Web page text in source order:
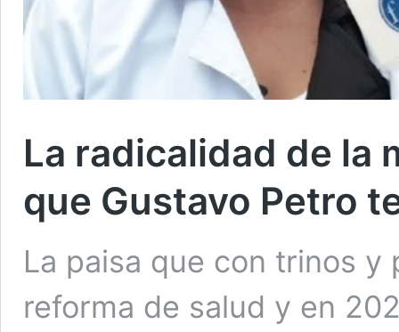
La radicalidad de la
que Gustavo Petro
La paisa que con trinos y
reforma de salud y en